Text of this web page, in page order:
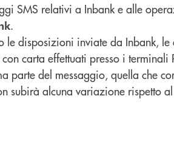
SMS relativi a Inbank e alle
.
le disposizioni inviate da Inbank,
carta effettuati presso i terminali
parte del messaggio, quella che
subirà alcuna variazione rispetto